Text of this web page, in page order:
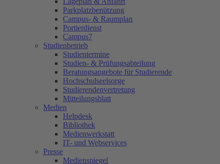
Parkplatzbenützung
Campus- & Raumplan
Portierdienst
Campus7
Studienbetrieb
Studientermine
Studien- & Prüfungsabteilung
Beratungsangebote für Studierende
Hochschulseelsorge
Studierendenvertretung
Mitteilungsblatt
Medien
Helpdesk
Bibliothek
Medienwerkstatt
IT- und Webservices
Presse
Medienspiegel